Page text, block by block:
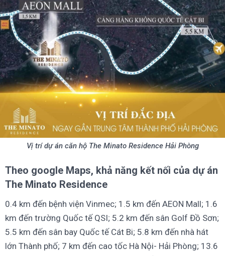
Vị trí dự án căn hộ The Minato Residence Hải Phòng
Theo google Maps, khả năng kết nối của dự án
The Minato Residence
0.4 km đến bệnh viện Vinmec; 1.5 km đến AEON Mall; 1.6
km đến trường Quốc tế QSI; 5.2 km đến sân Golf Đồ Sơn;
5.5 km đến sân bay Quốc tế Cát Bi; 5.8 km đến nhà hát
lớn Thành phố; 7 km đến cao tốc Hà Nội- Hải Phòng; 13.6